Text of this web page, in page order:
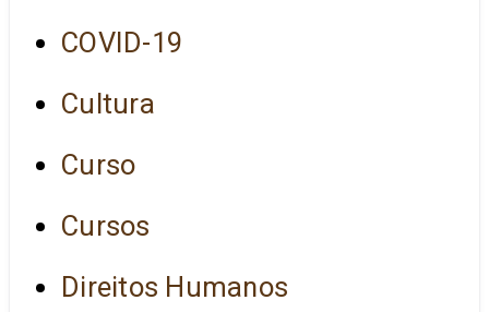
COVID-19
Cultura
Curso
Cursos
Direitos Humanos